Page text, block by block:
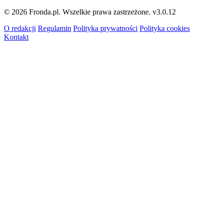
© 2026 Fronda.pl. Wszelkie prawa zastrzeżone. v3.0.12
O redakcji Regulamin Polityka prywatności Polityka cookies
Kontakt